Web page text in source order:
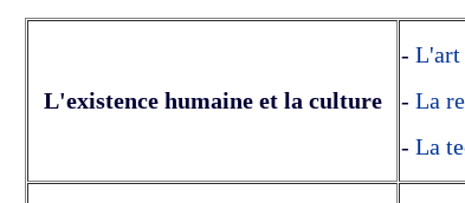
L'existence humaine et la culture
- L'art
- La
- La